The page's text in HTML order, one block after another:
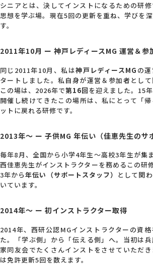
シニアとは、決してインストになるための研
思想を学ぶ場。現在5回の更新を重ね、学びを
す。
2011年10月 ー 神戸レディースMG 運営＆参
同じ2011年10月、私は神戸レディースMG の
タートしました。私自身が運営＆参加者とし
この場は、2026年で第16回を迎えました。15
開催し続けてきたこの場所は、私にとって「
ットに戻れる研修です。
2013年〜 ー 子供MG 年伝い（佳恵先生のサ
毎年8月、全国から小学4年生〜高校3年生が集
西佳恵先生がインストラクターを務めるこの研
3年から年伝い（サポートスタッフ） として関
いています。
2014年〜 ー 初インストラクター取得
2014年、西研公認MGインストラクターの資
た。「学ぶ側」から「伝える側」へ。当初は
家同友会でたくさんインストをさせていただ
は免許更新5回を数えます。